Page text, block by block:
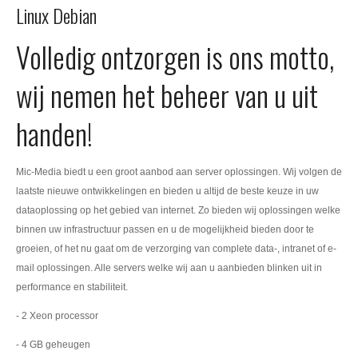
Linux Debian
Volledig ontzorgen is ons motto,
wij nemen het beheer van u uit
handen!
Mic-Media biedt u een groot aanbod aan server oplossingen. Wij volgen de
laatste nieuwe ontwikkelingen en bieden u altijd de beste keuze in uw
dataoplossing op het gebied van internet. Zo bieden wij oplossingen welke
binnen uw infrastructuur passen en u de mogelijkheid bieden door te
groeien, of het nu gaat om de verzorging van complete data-, intranet of e-
mail oplossingen. Alle servers welke wij aan u aanbieden blinken uit in
performance en stabiliteit.
- 2 Xeon processor
- 4 GB geheugen